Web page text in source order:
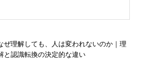
ぜ理解しても、人は変われないのか｜理
と認識転換の決定的な違い